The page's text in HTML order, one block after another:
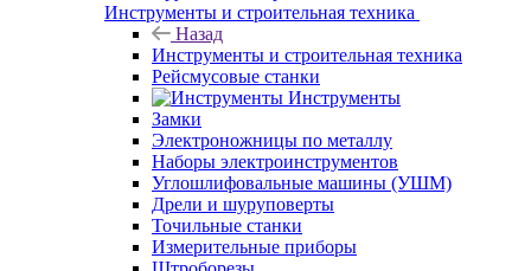
Инструменты и строительная техника
Назад
Инструменты и строительная техника
Рейсмусовые станки
Инструменты
Замки
Электроножницы по металлу
Наборы электроинструментов
Углошлифовальные машины (УШМ)
Дрели и шуруповерты
Точильные станки
Измерительные приборы